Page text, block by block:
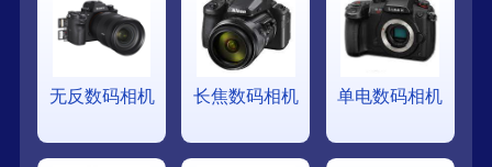
无反数码相机 长焦数码相机 单电数码相机